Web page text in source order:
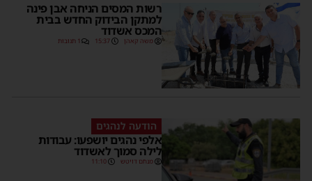
רשות המסים הניחה אבן פינה
למתקן הבידוק החדש בבית
המכס אשדוד
משה קאהן 15:37 1 תגובות
הודעה לנהגים
אלפי נהגים יושפעו: עבודות
לילה סמוך לאשדוד
מנחם דויטש 11:10